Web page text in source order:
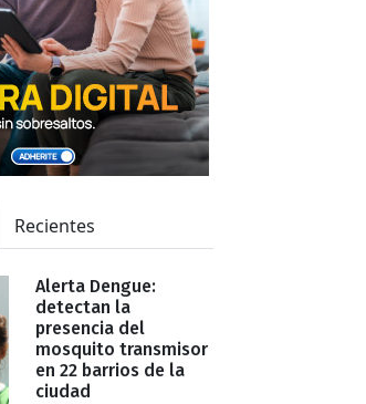
Recientes
Alerta Dengue:
detectan la
presencia del
mosquito transmisor
en 22 barrios de la
ciudad